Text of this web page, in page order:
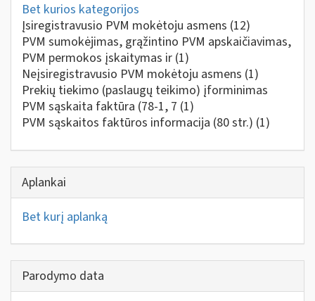
Bet kurios kategorijos
Įsiregistravusio PVM mokėtoju asmens (12)
PVM sumokėjimas, grąžintino PVM apskaičiavimas,
PVM permokos įskaitymas ir (1)
Neįsiregistravusio PVM mokėtoju asmens (1)
Prekių tiekimo (paslaugų teikimo) įforminimas
PVM sąskaita faktūra (78-1, 7 (1)
PVM sąskaitos faktūros informacija (80 str.) (1)
Aplankai
Bet kurį aplanką
Parodymo data